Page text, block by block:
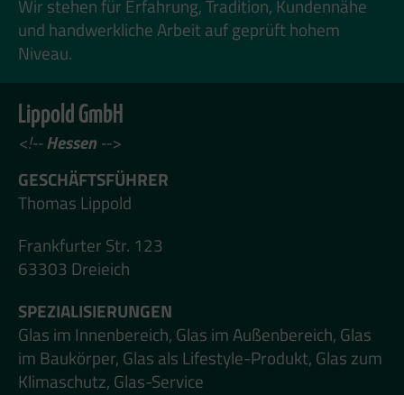
Wir stehen für Erfahrung, Tradition, Kundennähe
und handwerkliche Arbeit auf geprüft hohem
Niveau.
Lippold GmbH
<!--Hessen -->
GESCHÄFTSFÜHRER
Thomas Lippold
Frankfurter Str. 123
63303 Dreieich
SPEZIALISIERUNGEN
Glas im Innenbereich, Glas im Außenbereich, Glas
im Baukörper, Glas als Lifestyle-Produkt, Glas zum
Klimaschutz, Glas-Service